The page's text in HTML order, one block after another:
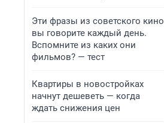
Эти фразы из советского кино
вы говорите каждый день.
Вспомните из каких они
фильмов? — тест
Квартиры в новостройках
начнут дешеветь — когда
ждать снижения цен